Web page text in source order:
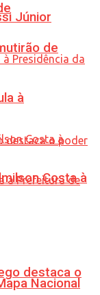
de
destaca o
Júnior
à
Costa à
Nacional